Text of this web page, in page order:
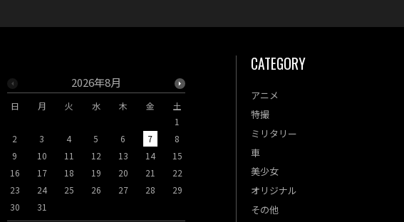
2026年8月
日 月 火 水 木 金
土
1
2
3 4 5 6 7
8
9
10 11 12 13 14
15
16
17 18 19 20 21
22
23
24 25 26 27 28
29
30
31
9 10
15
22 23
29 30
CATEGORY
アニメ
特撮
ミリタリー
車
美少女
オリジナル
その他